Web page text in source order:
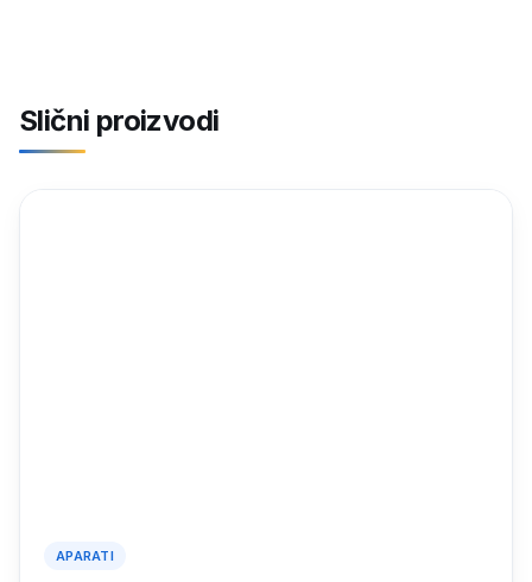
Slični proizvodi
APARATI